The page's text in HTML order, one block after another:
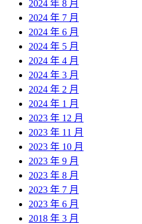
2024 年 8 月
2024 年 7 月
2024 年 6 月
2024 年 5 月
2024 年 4 月
2024 年 3 月
2024 年 2 月
2024 年 1 月
2023 年 12 月
2023 年 11 月
2023 年 10 月
2023 年 9 月
2023 年 8 月
2023 年 7 月
2023 年 6 月
2018 年 3 月